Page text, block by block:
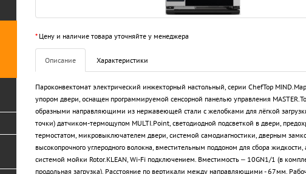
*Цену и наличие товара уточняйте у менеджера
Описание Характеристики
Пароконвектомат электрический инжекторный настольный, серии ChefTop
упором двери, оснащен программируемой сенсорной панелью управления
образными направляющими из нержавеющей стали с желобками для лёгкой
точки) датчиком-термощупом MULTI.Point, светодиодной подсветкой в двери,
термостатом, микровыключателем двери, системой самодиагностики, дверным
высокопрочного углеродного волокна, вместительным поддоном для сбора жидкости,
системой мойки Rotor.KLEAN, Wi-Fi подключением. Вместимость – 10GN1/1 (в
продольная загрузка). Расстояние по вертикали между направляющими - 67мм.